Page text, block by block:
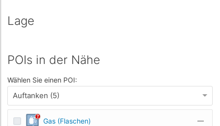
Lage
POIs in der Nähe
Wählen Sie einen POI:
Auftanken (5)
Gas (Flaschen) —